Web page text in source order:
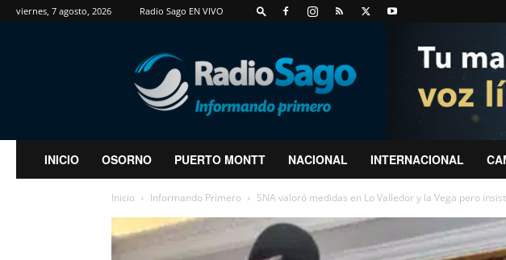
viernes, 7 agosto, 2026 Radio Sago EN VIVO
RadioSago
INICIO OSORNO PUERTO MONTT NACIONAL INTERNACIONAL
Inicio Informando Primero SNA valoró medidas en Lo Valledor y la Vega pero